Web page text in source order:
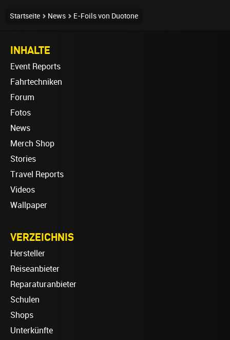
Startseite News E-Foils von Duotone
INHALTE
Event Reports
Fahrtechniken
Forum
Fotos
News
Merch Shop
Stories
Travel Reports
Videos
Wallpaper
VERZEICHNIS
Hersteller
Reiseanbieter
Reparaturanbieter
Schulen
Shops
Unterkünfte